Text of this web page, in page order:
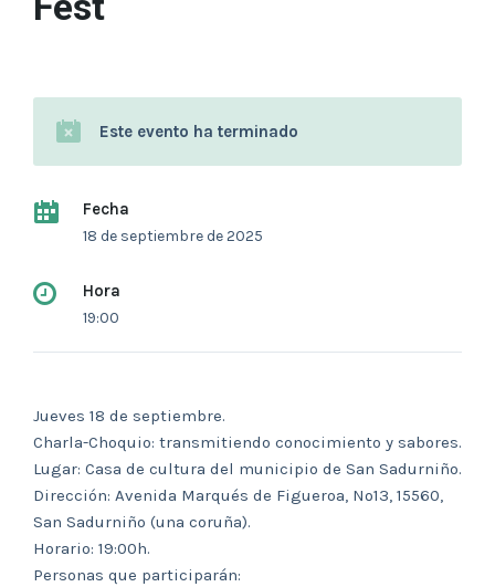
Este evento ha terminado
Fecha
18 de septiembre de 2025
Hora
19:00
Jueves 18 de septiembre.
Charla-Choquio: transmitiendo conocimiento y sabores.
Lugar: Casa de cultura del municipio de San Sadurniño.
Dirección: Avenida Marqués de Figueroa, Nº13, 15560,
San Sadurniño (una coruña).
Horario: 19:00h.
Personas que participarán: